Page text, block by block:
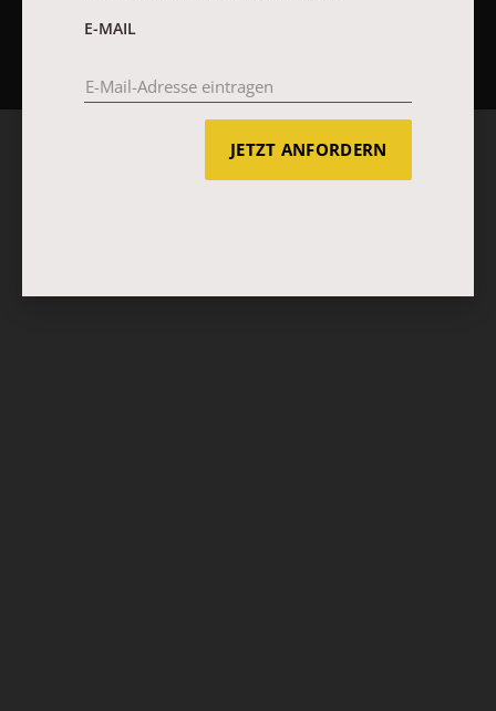
E-MAIL
JETZT ANFORDERN